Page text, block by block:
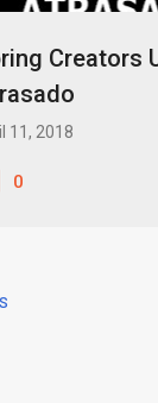
Creators
11, 2018
0